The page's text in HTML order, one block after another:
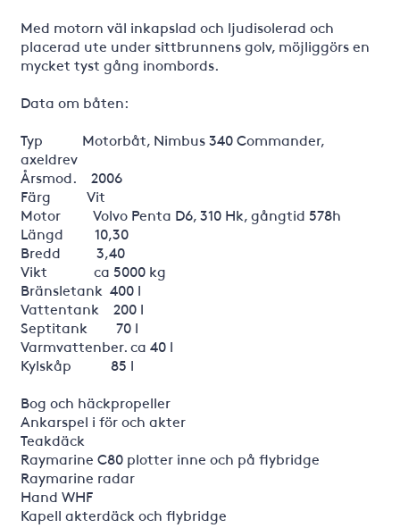
Med motorn väl inkapslad och ljudisolerad och
placerad ute under sittbrunnens golv, möjliggörs en
mycket tyst gång inombords.
Data om båten:
Typ Motorbåt, Nimbus 340 Commander,
axeldrev
Årsmod. 2006
Färg Vit
Motor Volvo Penta D6, 310 Hk, gångtid 578h
Längd 10,30
Bredd 3,40
Vikt ca 5000 kg
Bränsletank 400 l
Vattentank 200 l
Septitank 70 l
Varmvattenber. ca 40 l
Kylskåp 85 l
Bog och häckpropeller
Ankarspel i för och akter
Teakdäck
Raymarine C80 plotter inne och på flybridge
Raymarine radar
Hand WHF
Kapell akterdäck och flybridge